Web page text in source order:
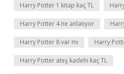
Harry Potter 1 kitap kaç TL
Harry Potter 4 ne anlatıyor
Harry Potter 8 var mı Harry
Harry Potter ateş kadehi kaç TL